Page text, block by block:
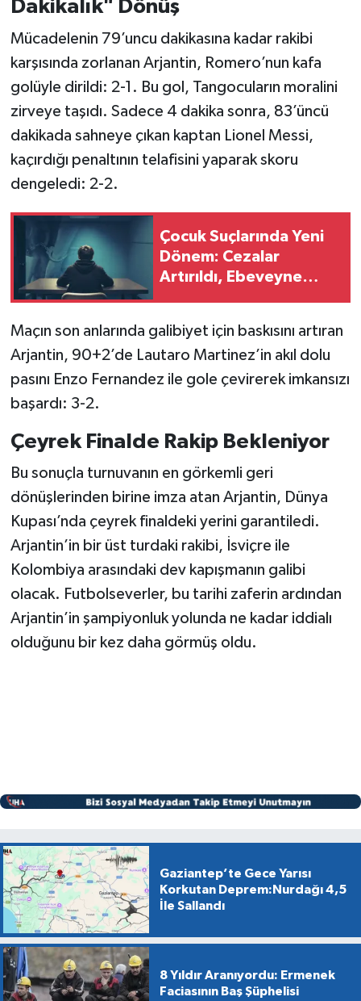
Dakikalık" Dönüş
Mücadelenin 79’uncu dakikasına kadar rakibi
karşısında zorlanan Arjantin, Romero’nun kafa
golüyle dirildi: 2-1. Bu gol, Tangocuların moralini
zirveye taşıdı. Sadece 4 dakika sonra, 83’üncü
dakikada sahneye çıkan kaptan Lionel Messi,
kaçırdığı penaltının telafisini yaparak skoru
dengeledi: 2-2.
Çocuk Suçlarında Yeni
Dönem: Cezalar
Artırıldı, Ebeveyne
Maçın son anlarında galibiyet için baskısını artıran
Arjantin, 90+2’de Lautaro Martinez’in akıl dolu
pasını Enzo Fernandez ile gole çevirerek imkansızı
başardı: 3-2.
Çeyrek Finalde Rakip Bekleniyor
Bu sonuçla turnuvanın en görkemli geri
dönüşlerinden birine imza atan Arjantin, Dünya
Kupası’nda çeyrek finaldeki yerini garantiledi.
Arjantin’in bir üst turdaki rakibi, İsviçre ile
Kolombiya arasındaki dev kapışmanın galibi
olacak. Futbolseverler, bu tarihi zaferin ardından
Arjantin’in şampiyonluk yolunda ne kadar iddialı
olduğunu bir kez daha görmüş oldu.
Gaziantep’te Gece Yarısı
Korkutan Deprem:Nurdağı 4,5
İle Sallandı
8 Yıldır Aranıyordu: Ermenek
Faciasının Baş Şüphelisi